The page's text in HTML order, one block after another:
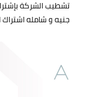
جنيه و شامله اشتراك